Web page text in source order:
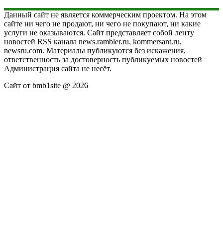
Данный сайт не является коммерческим проектом. На этом
сайте ни чего не продают, ни чего не покупают, ни какие
услуги не оказываются. Сайт представляет собой ленту
новостей RSS канала news.rambler.ru, kommersant.ru,
newsru.com. Материалы публикуются без искажения,
ответственность за достоверность публикуемых новостей
Администрация сайта не несёт.
Сайт от bmb1site @ 2026